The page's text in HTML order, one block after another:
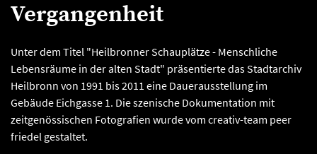
Vergangenheit
Unter dem Titel "Heilbronner Schauplätze - Menschliche
Lebensräume in der alten Stadt" präsentierte das Stadtarchiv
Heilbronn von 1991 bis 2011 eine Dauerausstellung im
Gebäude Eichgasse 1. Die szenische Dokumentation mit
zeitgenössischen Fotografien wurde vom creativ-team peer
friedel gestaltet.